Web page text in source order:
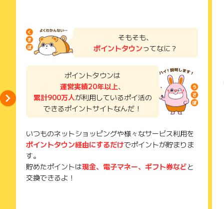
そもそも、
ポイントタウンってなに？
ポイントタウンは
運営実績20年以上、
累計900万人が利用しているポイ活の
できるポイントサイトなんだ！
いつものネットショッピングや様々なサービス利用を
ポイントタウン経由にするだけでポイントが貯まりま
す。
貯めたポイントは現金、電子マネー、ギフト券などと
交換できるよ！